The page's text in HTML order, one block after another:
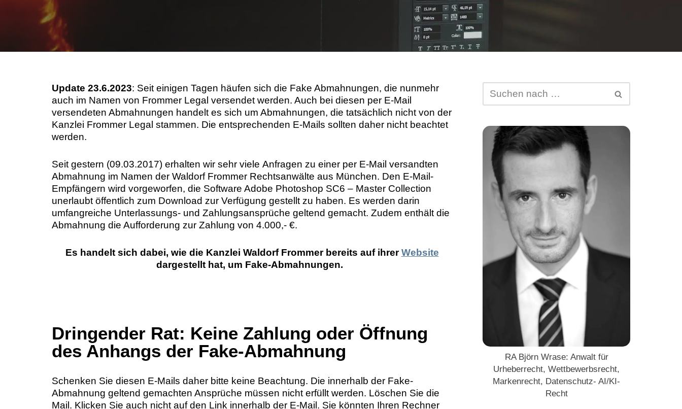
August Image LLC
CBH Rechtsanwälte
Update 23.6.2023: Seit einigen Tagen häufen sich die Fake Abmahnungen, die nunmehr
auch im Namen von Frommer Legal versendet werden. Auch bei diesen per E-Mail
versendeten Abmahnungen handelt es sich um Abmahnungen, die tatsächlich nicht von der
Kanzlei Frommer Legal stammen. Die entsprechenden E-Mails sollten daher nicht beachtet
werden.
Seit gestern (09.03.2017) erhalten wir sehr viele Anfragen zu einer per E-Mail versandten
Abmahnung im Namen der Waldorf Frommer Rechtsanwälte aus München. Den E-Mail-
Empfängern wird vorgeworfen, die Software Adobe Photoshop SC6 – Master Collection
unerlaubt öffentlich zum Download zur Verfügung gestellt zu haben. Es werden darin
umfangreiche Unterlassungs- und Zahlungsansprüche geltend gemacht. Zudem enthält die
Abmahnung die Aufforderung zur Zahlung von 4.000,- €.
Es handelt sich dabei, wie die Kanzlei Waldorf Frommer bereits auf ihrerWebsite
dargestellt hat, um Fake-Abmahnungen.
Dringender Rat: Keine Zahlung oder Öffnung
des Anhangs der Fake-Abmahnung
Schenken Sie diesen E-Mails daher bitte keine Beachtung. Die innerhalb der Fake-
Abmahnung geltend gemachten Ansprüche müssen nicht erfüllt werden. Löschen Sie die
Mail. Klicken Sie auch nicht auf den Link innerhalb der E-Mail. Sie könnten Ihren Rechner
RA Björn Wrase: Anwalt für
Urheberrecht, Wettbewerbsrecht,
Markenrecht, Datenschutz- AI/KI-
Recht